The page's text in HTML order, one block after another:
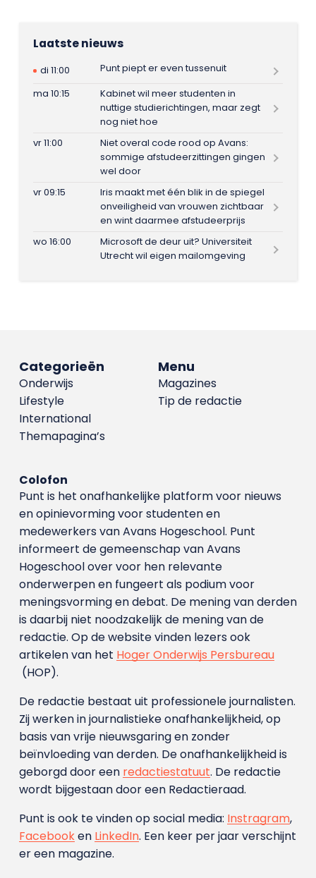
Laatste nieuws
di 11:00
Punt piept er even tussenuit
ma 10:15
Kabinet wil meer studenten in
nuttige studierichtingen, maar zegt
nog niet hoe
vr 11:00
Niet overal code rood op Avans:
sommige afstudeerzittingen gingen
wel door
vr 09:15
Iris maakt met één blik in de spiegel
onveiligheid van vrouwen zichtbaar
en wint daarmee afstudeerprijs
wo 16:00
Microsoft de deur uit? Universiteit
Utrecht wil eigen mailomgeving
Menu
Magazines
Tip de redactie
Categorieën
Onderwijs
Lifestyle
International
Themapagina’s
Colofon
Punt is het onafhankelijke platform voor nieuws
en opinievorming voor studenten en
medewerkers van Avans Hoge­school. Punt
informeert de gemeenschap van Avans
Hogeschool over voor hen relevante
onderwerpen en fungeert als podium voor
meningsvorming en debat. De mening van derden
is daarbij niet noodzakelijk de mening van de
redactie. Op de website vinden lezers ook
artikelen van het Hoger Onderwijs Persbureau
(HOP).
De redactie bestaat uit professionele journalisten.
Zij werken in journalistieke onafhankelijkheid, op
basis van vrije nieuwsgaring en zonder
beïnvloeding van derden. De onafhankelijkheid is
geborgd door een redactiestatuut. De redactie
wordt bijgestaan door een Redactieraad.
Punt is ook te vinden op social media: Instragram,
Facebooken LinkedIn. Een keer per jaar verschijnt
er een magazine.